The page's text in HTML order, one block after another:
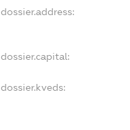
dossier.address:
dossier.capital:
dossier.kveds: